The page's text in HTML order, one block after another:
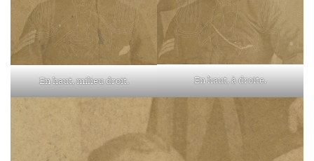
En haut, milieu droit. En haut, à droite.